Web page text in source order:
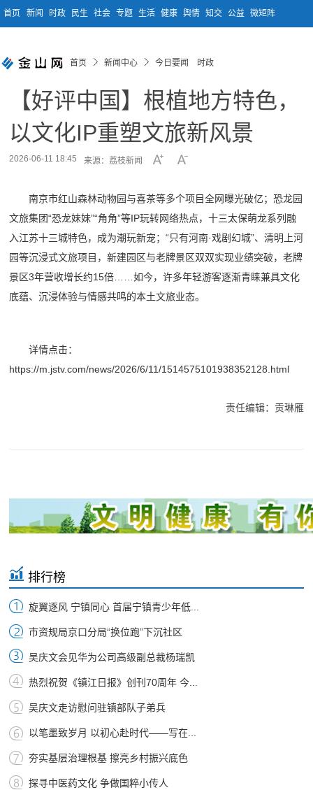
首页 新闻 时政 民生 社会 专题 生活 健康 舆情 知交 公益 微矩阵
首页 新闻中心 今日要闻 时政
【好评中国】根植地方特色，
以文化IP重塑文旅新风景
2026-06-11 18:45 来源：荔枝新闻
南京市红山森林动物园与喜茶等多个项目全网曝光破亿；恐龙园
文旅集团“恐龙妹妹”“角角”等IP玩转网络热点，十三太保萌龙系列融
入江苏十三城特色，成为潮玩新宠；“只有河南·戏剧幻城”、清明上河
园等沉浸式文旅项目，新建园区与老牌景区双双实现业绩突破，老牌
景区3年营收增长约15倍……如今，许多年轻游客逐渐青睐兼具文化
底蕴、沉浸体验与情感共鸣的本土文旅业态。
详情点击：
https://m.jstv.com/news/2026/6/11/1514575101938352128.html
责任编辑：贡琳雁
排行榜
旋翼逐风 宁镇同心 首届宁镇青少年低...
市资规局京口分局“换位跑”下沉社区
吴庆文会见华为公司高级副总裁杨瑞凯
热烈祝贺《镇江日报》创刊70周年 今...
吴庆文走访慰问驻镇部队子弟兵
以笔墨致岁月 以初心赴时代——写在...
夯实基层治理根基 擦亮乡村振兴底色
探寻中医药文化 争做国粹小传人